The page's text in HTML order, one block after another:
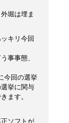
堀は埋ま
キリ今回
事事態、
今回の選挙
挙に関与
ます。
ソフトが